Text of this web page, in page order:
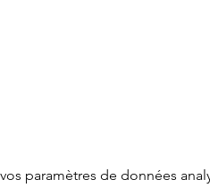
paramètres de données